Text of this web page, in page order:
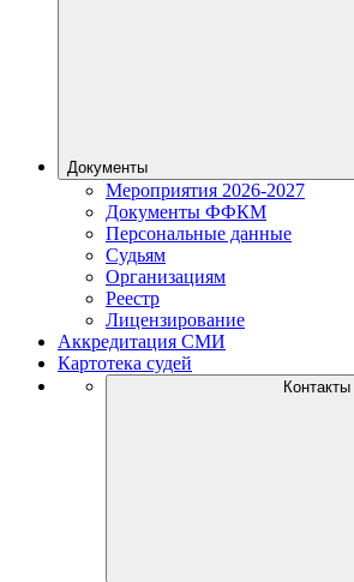
Документы
Мероприятия 2026-2027
Документы ФФКМ
Персональные данные
Судьям
Организациям
Реестр
Лицензирование
Аккредитация СМИ
Картотека судей
Контакты